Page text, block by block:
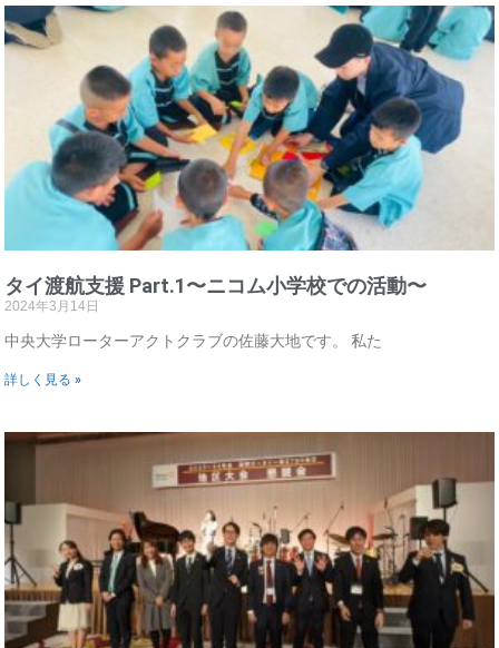
タイ渡航支援 Part.1〜ニコム小学校での活動〜
2024年3月14日
中央大学ローターアクトクラブの佐藤大地です。 私た
詳しく見る »